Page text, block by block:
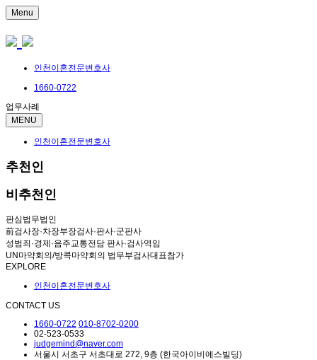
Menu
인천이혼전문변호사
1660-0722
업무사례
MENU
인천이혼전문변호사
추천인
비추천인
판심법무법인
前검사장·차장부장검사·판사·군판사
성범죄·경제·음주교통전담 판사·검사역임
UN마약회의/방콕마약회의 법무부검사대표참가
EXPLORE
인천이혼전문변호사
CONTACT US
1660-0722 010-8702-0200
02-523-0533
judgemind@naver.com
서울시 서초구 서초대로 272, 9층 (한국아이비에스빌딩)